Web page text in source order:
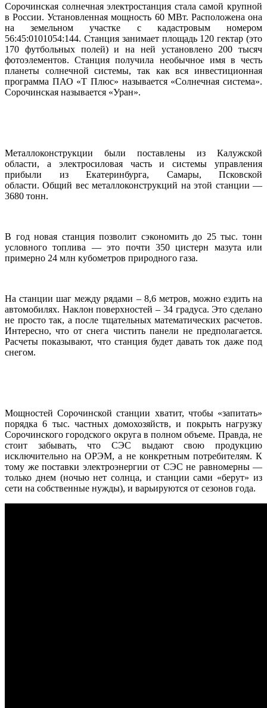
Сорочинская солнечная электростанция стала самой крупной
в России. Установленная мощность 60 МВт. Расположена она
на земельном участке с кадастровым номером
56:45:0101054:144. Станция занимает площадь 120 гектар (это
170 футбольных полей) и на ней установлено 200 тысяч
фотоэлементов. Станция получила необычное имя в честь
планеты солнечной системы, так как вся инвестиционная
программа ПАО «Т Плюс» называется «Солнечная система».
Сорочинская называется «Уран».
Металлоконструкции были поставлены из Калужской
области, а электросиловая часть и системы управления
прибыли из Екатеринбурга, Самары, Псковской
области. Общий вес металлоконструкций на этой станции —
3680 тонн.
В год новая станция позволит сэкономить до 25 тыс. тонн
условного топлива — это почти 350 цистерн мазута или
примерно 24 млн кубометров природного газа.
На станции шаг между рядами – 8,6 метров, можно ездить на
автомобилях. Наклон поверхностей – 34 градуса. Это сделано
не просто так, а после тщательных математических расчетов.
Интересно, что от снега чистить панели не предполагается.
Расчеты показывают, что станция будет давать ток даже под
снегом.
Мощностей Сорочинской станции хватит, чтобы «запитать»
порядка 6 тыс. частных домохозяйств, и покрыть нагрузку
Сорочинского городского округа в полном объеме. Правда, не
стоит забывать, что СЭС выдают свою продукцию
исключительно на ОРЭМ, а не конкретным потребителям. К
тому же поставки электроэнергии от СЭС не равномерны —
только днем (ночью нет солнца, и станции сами «берут» из
сети на собственные нужды), и варьируются от сезонов года.